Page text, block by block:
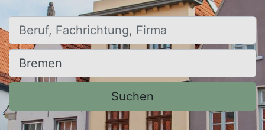
Beruf, Fachrichtung, Firma
Ort, Stadt
Suchen